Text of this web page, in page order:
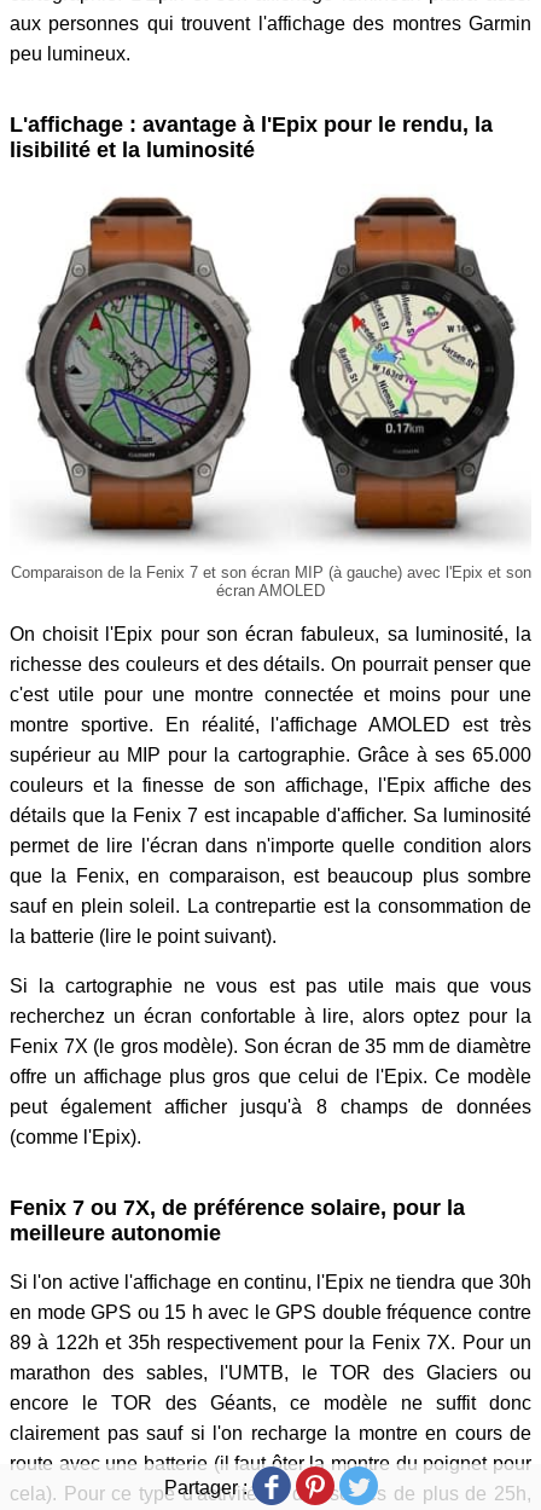
aux personnes qui trouvent l'affichage des montres Garmin
peu lumineux.
L'affichage : avantage à l'Epix pour le rendu, la
lisibilité et la luminosité
Comparaison de la Fenix 7 et son écran MIP (à gauche) avec l'Epix et son
écran AMOLED
On choisit l'Epix pour son écran fabuleux, sa luminosité, la
richesse des couleurs et des détails. On pourrait penser que
c'est utile pour une montre connectée et moins pour une
montre sportive. En réalité, l'affichage AMOLED est très
supérieur au MIP pour la cartographie. Grâce à ses 65.000
couleurs et la finesse de son affichage, l'Epix affiche des
détails que la Fenix 7 est incapable d'afficher. Sa luminosité
permet de lire l'écran dans n'importe quelle condition alors
que la Fenix, en comparaison, est beaucoup plus sombre
sauf en plein soleil. La contrepartie est la consommation de
la batterie (lire le point suivant).
Si la cartographie ne vous est pas utile mais que vous
recherchez un écran confortable à lire, alors optez pour la
Fenix 7X (le gros modèle). Son écran de 35 mm de diamètre
offre un affichage plus gros que celui de l'Epix. Ce modèle
peut également afficher jusqu'à 8 champs de données
(comme l'Epix).
Fenix 7 ou 7X, de préférence solaire, pour la
meilleure autonomie
Si l'on active l'affichage en continu, l'Epix ne tiendra que 30h
en mode GPS ou 15 h avec le GPS double fréquence contre
89 à 122h et 35h respectivement pour la Fenix 7X. Pour un
marathon des sables, l'UMTB, le TOR des Glaciers ou
encore le TOR des Géants, ce modèle ne suffit donc
clairement pas sauf si l'on recharge la montre en cours de
route avec une batterie (il faut ôter la montre du poignet pour
cela). Pour ce type d'activité ou des sorties de plus de 25h,
Partager :